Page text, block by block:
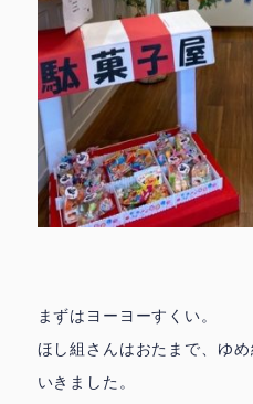
まずはヨーヨーすくい。
ほし組さんはおたまで、ゆ
いきました。